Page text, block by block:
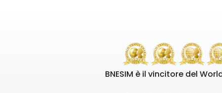
BNESIM è il vincitore del